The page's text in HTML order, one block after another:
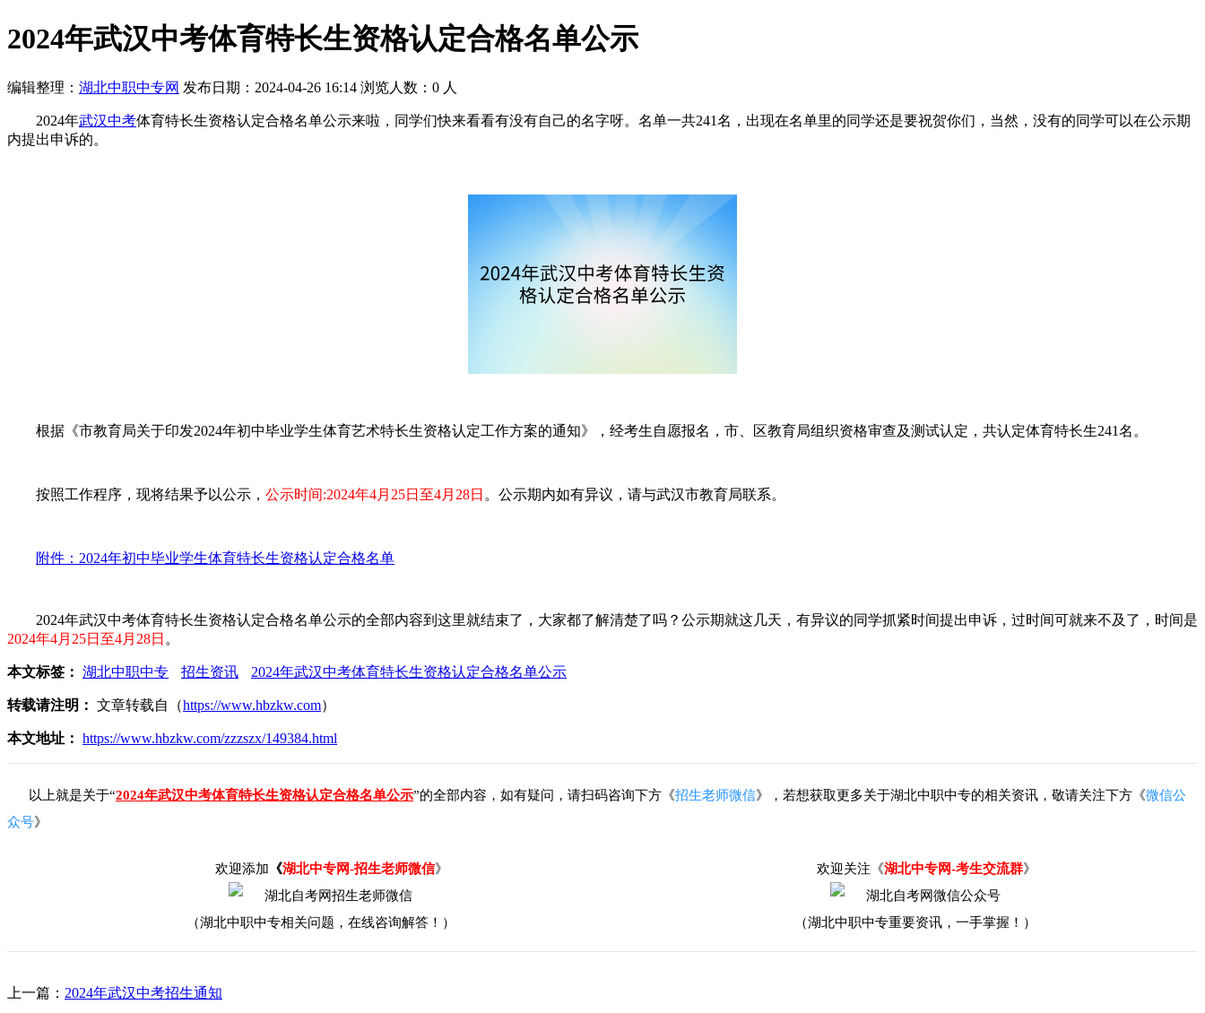
2024年武汉中考体育特长生资格认定合格名单公示
编辑整理： 湖北中职中专网 发布日期：2024-04-26 16:14 浏览人数： 0 人
2024年武汉中考体育特长生资格认定合格名单公示来啦，同学们快来看看有没有自己的名字呀。名单一共241名，出现在名单里的同学还是要祝贺你们，当然，没有的同学可以在公示期
内提出申诉的。
根据《市教育局关于印发2024年初中毕业学生体育艺术特长生资格认定工作方案的通知》，经考生自愿报名，市、区教育局组织资格审查及测试认定，共认定体育特长生241名。
按照工作程序，现将结果予以公示， 公示时间:2024年4月25日至4月28日 。公示期内如有异议，请与武汉市教育局联系。
附件：2024年初中毕业学生体育特长生资格认定合格名单
2024年武汉中考体育特长生资格认定合格名单公示的全部内容到这里就结束了，大家都了解清楚了吗？公示期就这几天，有异议的同学抓紧时间提出申诉，过时间可就来不及了，时间是
2024年4月25日至4月28日 。
本文标签： 湖北中职中专 招生资讯 2024年武汉中考体育特长生资格认定合格名单公示
转载请注明： 文章转载自（https://www.hbzkw.com）
本文地址： https://www.hbzkw.com/zzzszx/149384.html
以上就是关于“2024年武汉中考体育特长生资格认定合格名单公示”的全部内容，如有疑问，请扫码咨询下方《招生老师微信》，若想获取更多关于湖北中职中专的相关资讯，敬请关注下方《微信公
众号》
欢迎添加 《湖北中专网-招生老师微信》
（湖北中职中专相关问题，在线咨询解答！）
欢迎关注《湖北中专网-考生交流群》
（湖北中职中专重要资讯，一手掌握！）
上一篇： 2024年武汉中考招生通知